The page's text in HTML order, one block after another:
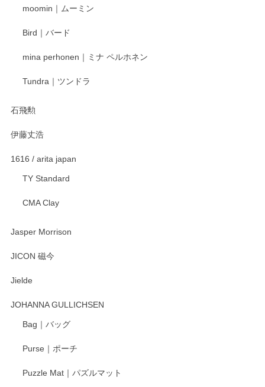
moomin｜ムーミン
Bird｜バード
mina perhonen｜ミナ ペルホネン
Tundra｜ツンドラ
石飛勲
伊藤丈浩
1616 / arita japan
TY Standard
CMA Clay
Jasper Morrison
JICON 磁今
Jielde
JOHANNA GULLICHSEN
Bag｜バッグ
Purse｜ポーチ
Puzzle Mat｜パズルマット